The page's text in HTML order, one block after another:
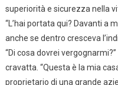
superiorità e sicurezza nella
“L’hai portata qui? Davanti a
anche se dentro cresceva
“Di cosa dovrei
cravatta. “Questa è la mia
proprietario di una grande